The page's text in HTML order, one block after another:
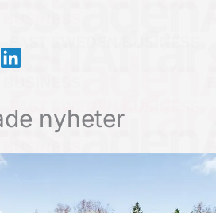
nyheter